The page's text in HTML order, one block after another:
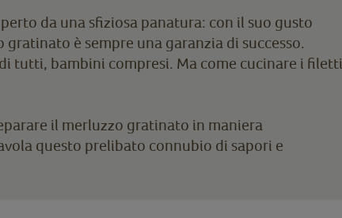
da una sfiziosa panatura: con il suo gusto
è sempre una garanzia di successo.
tutti, bambini compresi. Ma come cucinare i filetti
il merluzzo gratinato in maniera
questo prelibato connubio di sapori e